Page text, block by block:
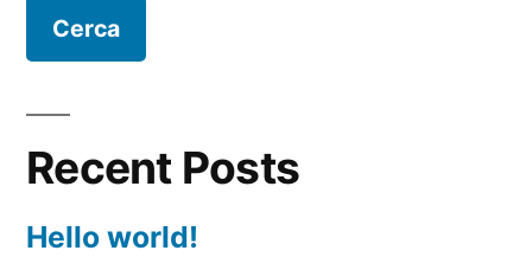
Recent Posts
Hello world!